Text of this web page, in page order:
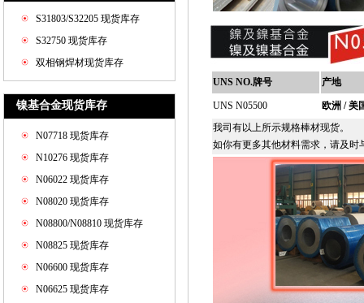
S31803/S32205 现货库存
S32750 现货库存
双相钢焊材现货库存
镍基合金现货库存
N07718 现货库存
N10276 现货库存
N06022 现货库存
N08020 现货库存
N08800/N08810 现货库存
N08825 现货库存
N06600 现货库存
N06625 现货库存
UNS NO.牌号 产地
UNS N05500
欧洲 / 美
我司有以上所示规格棒材现货。
如你有更多其他材料需求，请及时